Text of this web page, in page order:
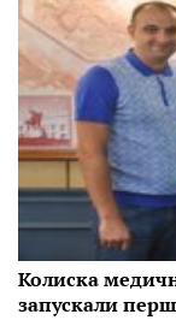
Колиска
запускали